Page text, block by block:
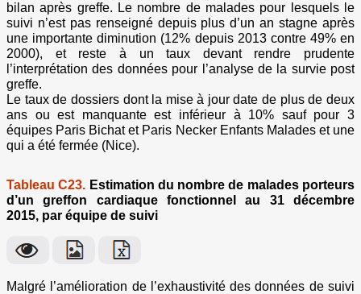
bilan après greffe. Le nombre de malades pour lesquels le
suivi n’est pas renseigné depuis plus d’un an stagne après
une importante diminution (12% depuis 2013 contre 49% en
2000), et reste à un taux devant rendre prudente
l’interprétation des données pour l’analyse de la survie post
greffe.
Le taux de dossiers dont la mise à jour date de plus de deux
ans ou est manquante est inférieur à 10% sauf pour 3
équipes Paris Bichat et Paris Necker Enfants Malades et une
qui a été fermée (Nice).
Tableau C23. Estimation du nombre de malades porteurs
d’un greffon cardiaque fonctionnel au 31 décembre
2015, par équipe de suivi
Malgré l’amélioration de l’exhaustivité des données de suivi